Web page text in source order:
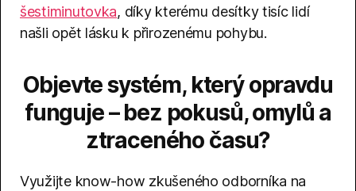
šestiminutovka, díky kterému desítky tisíc lidí
našli opět lásku k přirozenému pohybu.
Objevte systém, který opravdu
funguje – bez pokusů, omylů a
ztraceného času?
Využijte know-how zkušeného odborníka na